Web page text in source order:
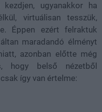
ugyanakkor ha
virtuálisan tesszük,
Éppen ezért felraktuk
maradandó élményt
azonban előtte még
hogy belső nézetből
így van értelme: